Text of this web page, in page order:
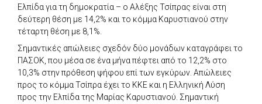
Ελπίδα για τη δημοκρατία – ο Αλέξης Τσίπρας είναι στη
δεύτερη θέση με 14,2% και το κόμμα Καρυστιανού στην
τέταρτη θέση με 8,1%.
Σημαντικές απώλειες σχεδόν δύο μονάδων καταγράφει το
ΠΑΣΟΚ, που μέσα σε ένα μήνα πέφτει από το 12,2% στο
10,3% στην πρόθεση ψήφου επί των εγκύρων. Απώλειες
προς το κόμμα Τσίπρα έχει το ΚΚΕ και η Ελληνική Λύση
προς την Ελπίδα της Μαρίας Καρυστιανού. Σημαντική